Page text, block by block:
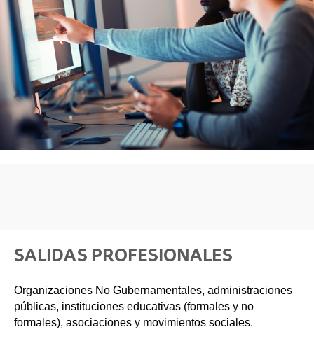
SALIDAS PROFESIONALES
Organizaciones No Gubernamentales, administraciones
públicas, instituciones educativas (formales y no
formales), asociaciones y movimientos sociales.